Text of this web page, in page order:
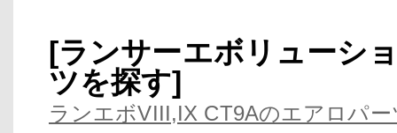
[ランサーエボリューシ
ツを探す]
ランエボVIII,IX CT9Aのエアロパー